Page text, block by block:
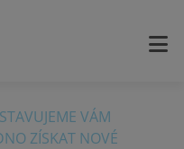
VÁM
ZÍSKAT NOVÉ